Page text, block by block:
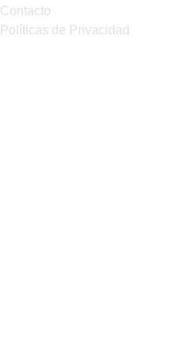
Contacto
Políticas de Privacidad